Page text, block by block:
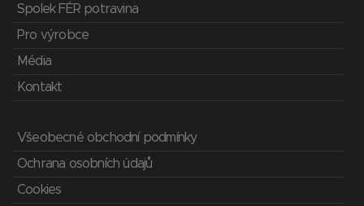
Spolek FÉR potravina
Pro výrobce
Média
Kontakt
Všeobecné obchodní podmínky
Ochrana osobních údajů
Cookies